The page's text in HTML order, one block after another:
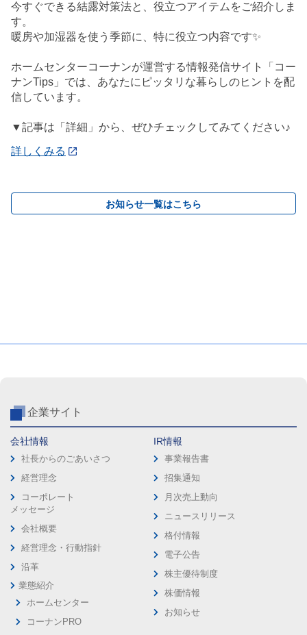
今すぐできる結露対策法と、役立つアイテムをご紹介しま
す。
暖房や加湿器を使う季節に、特に役立つ内容です✨
ホームセンターコーナンが運営する情報発信サイト「コー
ナンTips」では、あなたにピッタリな暮らしのヒントを配
信しています。
▼記事は「詳細」から、ぜひチェックしてみてください♪
詳しくみる
お知らせ一覧はこちら
企業サイト
会社情報
社長からのごあいさつ
経営理念
コーポレート
メッセージ
会社概要
経営理念・行動指針
沿革
業態紹介
ホームセンター
コーナンPRO
IR情報
事業報告書
招集通知
月次売上動向
ニュースリリース
格付情報
電子公告
株主優待制度
株価情報
お知らせ